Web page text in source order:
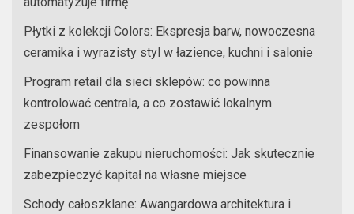
Płytki z kolekcji Colors: Ekspresja barw, nowoczesna
ceramika i wyrazisty styl w łazience, kuchni i salonie
Program retail dla sieci sklepów: co powinna
kontrolować centrala, a co zostawić lokalnym
zespołom
Finansowanie zakupu nieruchomości: Jak skutecznie
zabezpieczyć kapitał na własne miejsce
Schody całoszklane: Awangardowa architektura i